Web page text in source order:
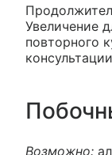
Увеличение
повторного
Возможно: